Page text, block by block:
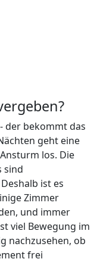
der bekommt das
geht eine
los. Die
sind
ist es
Zimmer
und immer
viel Bewegung im
nachzusehen, ob
frei